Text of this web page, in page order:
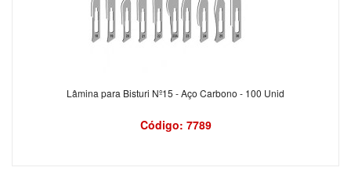
Lâmina para Bisturi Nº15 - Aço Carbono - 100 Unid
Código: 7789